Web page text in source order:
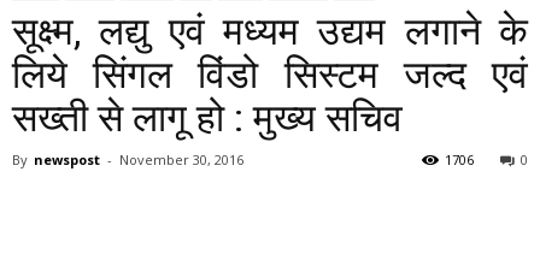
सूक्ष्म, लद्यु एवं मध्यम उद्यम लगाने के
लिये सिंगल विंडो सिस्टम जल्द एवं
सख्ती से लागू हो : मुख्य सचिव
By newspost - November 30, 2016 0
1706